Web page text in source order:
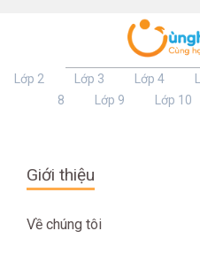
Lớp 2 Lớp 3 Lớp 4
8
Lớp 9 Lớp 10
Giới thiệu
Về chúng tôi